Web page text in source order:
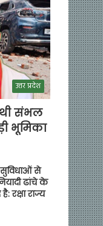
उत्तर प्रदेश
थी संभल
भूमिका
सुविधाओं से
ढांचे के
रक्षा राज्य